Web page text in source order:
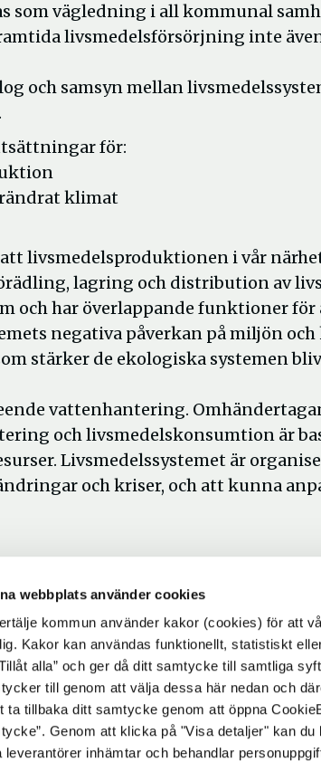
webbplats använder cookies
kommun använder kakor (cookies) för att
Kakor kan användas funktionellt, statistiskt
alla” och ger då ditt samtycke till samtliga
till genom att välja dessa här nedan och
ta tillbaka ditt samtycke genom att öppna
Genom att klicka på "Visa detaljer" kan
leverantörer inhämtar och behandlar
som vägledning i all kommunal
livsmedelsförsörjning inte
och samsyn mellan
för:
klimat
livsmedelsproduktionen i vår
lagring och distribution av
och har överlappande funktioner
negativa påverkan på miljön
stärker de ekologiska systemen
vattenhantering.
och livsmedelskonsumtion är
Livsmedelssystemet är
och kriser, och att kunna
(4,04 MB)
sidan?